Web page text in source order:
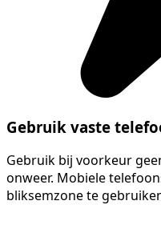
Gebruik vaste
Gebruik bij voorkeur
onweer. Mobiele
bliksemzone te